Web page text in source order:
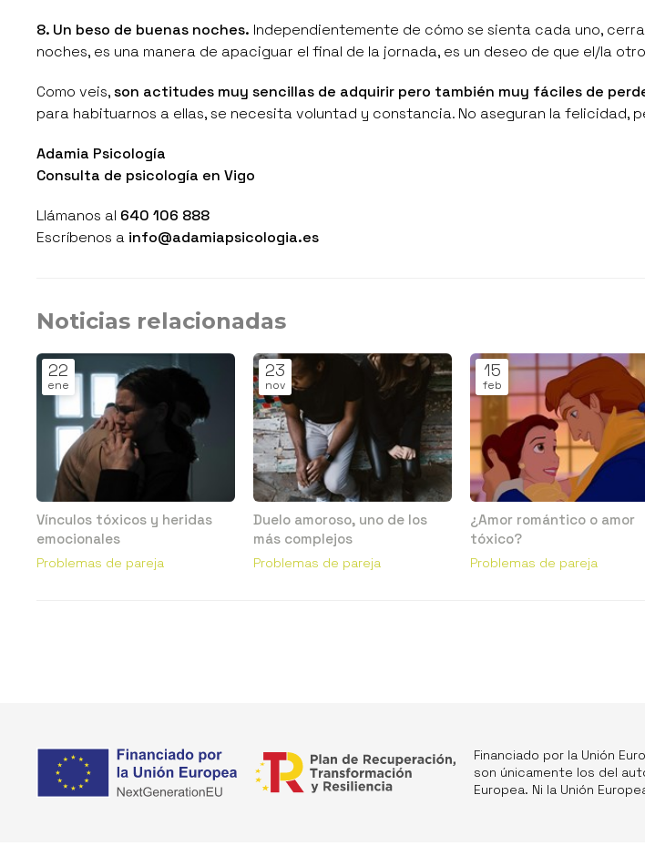
8. Un beso de buenas noches. Independientemente de cómo se sienta cada uno,
noches, es una manera de apaciguar el final de la jornada, es un deseo de que el/la
Como veis,son actitudes muy sencillas de adquirir pero también muy fáciles de
para habituarnos a ellas, se necesita voluntad y constancia. No aseguran la felicidad,
Adamia Psicología
Consulta de psicología en Vigo
Llámanos al 640 106 888
Escríbenos a info@adamiapsicologia.es
Noticias relacionadas
22
ene
Vínculos tóxicos y heridas
emocionales
Problemas de pareja
23
nov
Duelo amoroso, uno de los
más complejos
Problemas de pareja
15
feb
¿Amor romántico o amor
tóxico?
Problemas de pareja
Financiado por la Unión
son únicamente los del
Europea. Ni la Unión